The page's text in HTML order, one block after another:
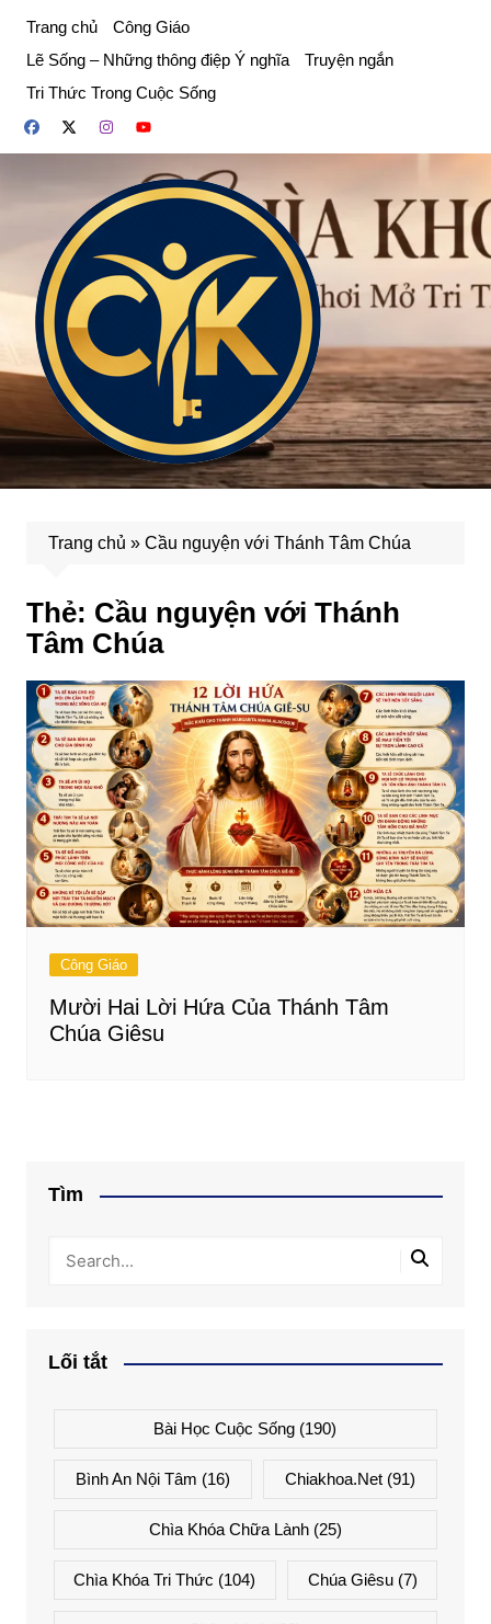
phần
dung
Trang chủ
Công Giáo
Lẽ Sống – Những thông điệp Ý nghĩa
Truyện ngắn
Tri Thức Trong Cuộc Sống
Trang chủ » Cầu nguyện với Thánh Tâm Chúa
Thẻ: Cầu nguyện với Thánh
Tâm Chúa
Công Giáo
Mười Hai Lời Hứa Của Thánh Tâm
Chúa Giêsu
Tìm
Lối tắt
Bài Học Cuộc Sống (190)
Bình An Nội Tâm (16) Chiakhoa.net (91)
Chìa Khóa Chữa Lành(25)
Chìa Khóa Tri Thức (104) Chúa Giêsu(7)